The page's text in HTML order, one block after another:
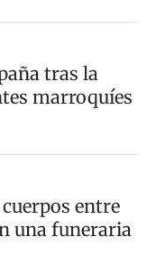
tras la
marroquíes
entre
una funeraria